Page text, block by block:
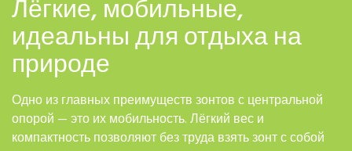
Лёгкие, мобильные,
идеальны для отдыха на
природе
Одно из главных преимуществ зонтов с центральной
опорой — это их мобильность. Лёгкий вес и
компактность позволяют без труда взять зонт с собой